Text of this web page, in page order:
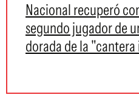
Nacional recuperó
segundo jugador de
dorada de la